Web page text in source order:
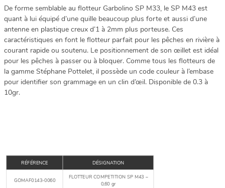
De forme semblable au flotteur Garbolino SP M33, le SP M43 est
quant à lui équipé d’une quille beaucoup plus forte et aussi d’une
antenne en plastique creux d’1 à 2mm plus porteuse. Ces
caractéristiques en font le flotteur parfait pour les pêches en rivière à
courant rapide ou soutenu. Le positionnement de son œillet est idéal
pour les pêches à passer ou à bloquer. Comme tous les flotteurs de
la gamme Stéphane Pottelet, il possède un code couleur à l’embase
pour identifier son grammage en un clin d’œil. Disponible de 0.3 à
10gr.
RÉFÉRENCE DÉSIGNATION
GOMAF0143-0060
FLOTTEUR COMPETITION SP M43 –
0,60 gr